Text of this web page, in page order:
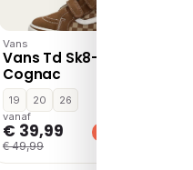
Vans
Vans Td Sk8-mid –
Cognac
19 20
26
vanaf
€ 39,99
€ 49,99